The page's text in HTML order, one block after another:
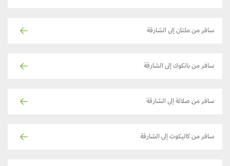
سافر من ملتان إلى الشارقة
سافر من بانكوك إلى الشارقة
سافر من صلالة إلى الشارقة
سافر من كاليكوت إلى الشارقة